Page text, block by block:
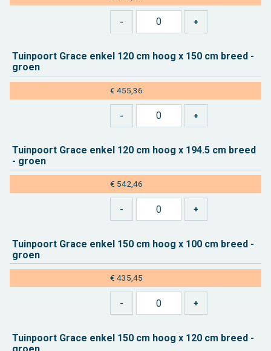
Tuin­poort Grace enkel 120 cm hoog x 150 cm breed -
groen
€ 455,36
Tuin­poort Grace enkel 120 cm hoog x 194.5 cm breed
- groen
€ 542,46
Tuin­poort Grace enkel 150 cm hoog x 100 cm breed -
groen
€ 435,45
Tuin­poort Grace enkel 150 cm hoog x 120 cm breed -